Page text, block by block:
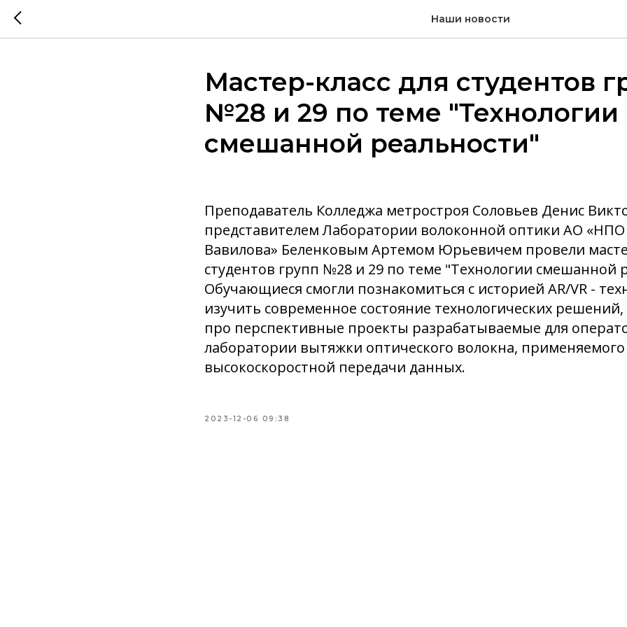
Наши новости
Мастер-класс для студентов
№28 и 29 по теме "Технологии
смешанной реальности"
Преподаватель Колледжа метростроя Соловьев Денис
представителем Лаборатории волоконной оптики АО
Вавилова» Беленковым Артемом Юрьевичем провели
студентов групп №28 и 29 по теме "Технологии смешанной
Обучающиеся смогли познакомиться с историей AR/VR -
изучить современное состояние технологических решений,
про перспективные проекты разрабатываемые для
лаборатории вытяжки оптического волокна, применяемого
высокоскоростной передачи данных.
2023-12-06 09:38